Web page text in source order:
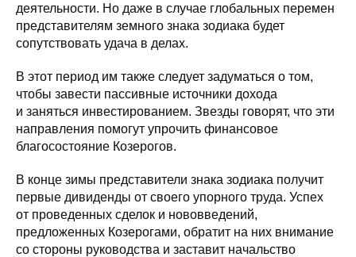
деятельности. Но даже в случае глобальных перемен
представителям земного знака зодиака будет
сопутствовать удача в делах.
В этот период им также следует задуматься о том,
чтобы завести пассивные источники дохода
и заняться инвестированием. Звезды говорят, что эти
направления помогут упрочить финансовое
благосостояние Козерогов.
В конце зимы представители знака зодиака получит
первые дивиденды от своего упорного труда. Успех
от проведенных сделок и нововведений,
предложенных Козерогами, обратит на них внимание
со стороны руководства и заставит начальство